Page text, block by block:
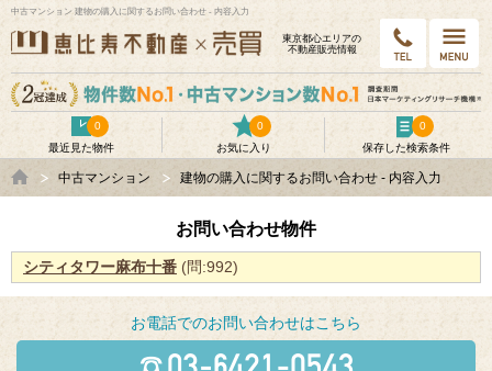
中古マンション 建物の購入に関するお問い合わせ - 内容入力
東京都⼼エリアの
不動産販売情報
最近見た物件
0
お気に入り
0
保存した検索条件
0
中古マンション 建物の購入に関するお問い合わせ - 内容入力
お問い合わせ物件
シティタワー麻布十番 (問:992)
お電話でのお問い合わせはこちら